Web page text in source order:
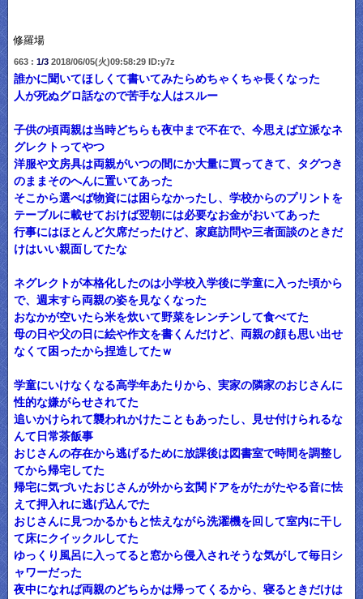
修羅場
663 : 1/32018/06/05(火)09:58:29 ID:y7z
誰かに聞いてほしくて書いてみたらめちゃくちゃ長くなった
人が死ぬグロ話なので苦手な人はスルー
子供の頃両親は当時どちらも夜中まで不在で、今思えば立派なネ
グレクトってやつ
洋服や文房具は両親がいつの間にか大量に買ってきて、タグつき
のままそのへんに置いてあった
そこから選べば物資には困らなかったし、学校からのプリントを
テーブルに載せておけば翌朝には必要なお金がおいてあった
行事にはほとんど欠席だったけど、家庭訪問や三者面談のときだ
けはいい親面してたな
ネグレクトが本格化したのは小学校入学後に学童に入った頃から
で、週末すら両親の姿を見なくなった
おなかが空いたら米を炊いて野菜をレンチンして食べてた
母の日や父の日に絵や作文を書くんだけど、両親の顔も思い出せ
なくて困ったから捏造してたｗ
学童にいけなくなる高学年あたりから、実家の隣家のおじさんに
性的な嫌がらせされてた
追いかけられて襲われかけたこともあったし、見せ付けられるな
んて日常茶飯事
おじさんの存在から逃げるために放課後は図書室で時間を調整し
てから帰宅してた
帰宅に気づいたおじさんが外から玄関ドアをがたがたやる音に怯
えて押入れに逃げ込んでた
おじさんに見つかるかもと怯えながら洗濯機を回して室内に干し
て床にクイックルしてた
ゆっくり風呂に入ってると窓から侵入されそうな気がして毎日シ
ャワーだった
夜中になれば両親のどちらかは帰ってくるから、寝るときだけは